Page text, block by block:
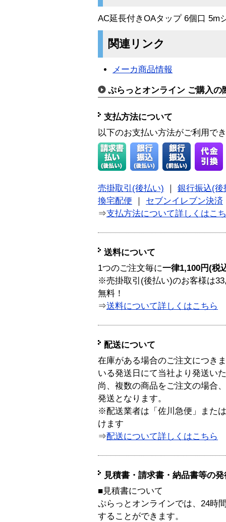
AC延長付きOAタップ 6個口 5m
関連リンク
メーカ商品情報
ぷらっとオンライン ご購入の
支払方法について
以下のお支払い方法がご利用で
売掛取引(後払い)
銀行振込(後
換宅配便
セブンイレブン決済
⇒支払方法について詳しくはこ
送料について
1つのご注文毎に一律1,100円(税
※売掛取引(後払い)のお客様は
無料！
⇒送料について詳しくはこちら
配送について
在庫がある場合のご注文につき
いる発送日にて当社より発送い
尚、複数の商品をご注文の場合
発送となります。
※配送業者は「佐川急便」また
けます
⇒配送について詳しくはこちら
見積書・請求書・納品書等の
■見積書について
ぷらっとオンラインでは、24時
することができます。